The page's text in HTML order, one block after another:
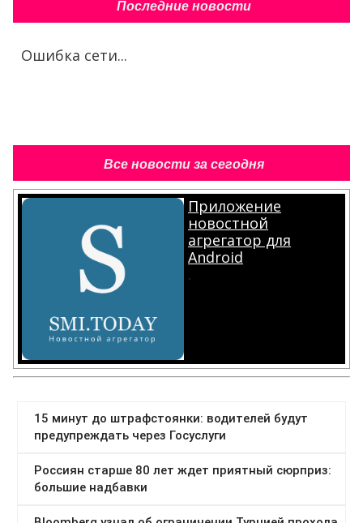
Последние новости
Ошибка сети...
Все новости за сегодня
Приложение
новостной
агрегатор для
Android
.